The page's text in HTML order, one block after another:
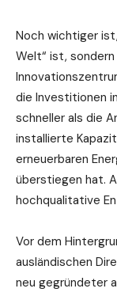
Noch wichtiger
Welt“ ist,
die Investitionen
schneller als die
installierte
erneuerbaren
überstiegen hat.
hochqualitative
Vor dem
ausländischen
neu gegründeter